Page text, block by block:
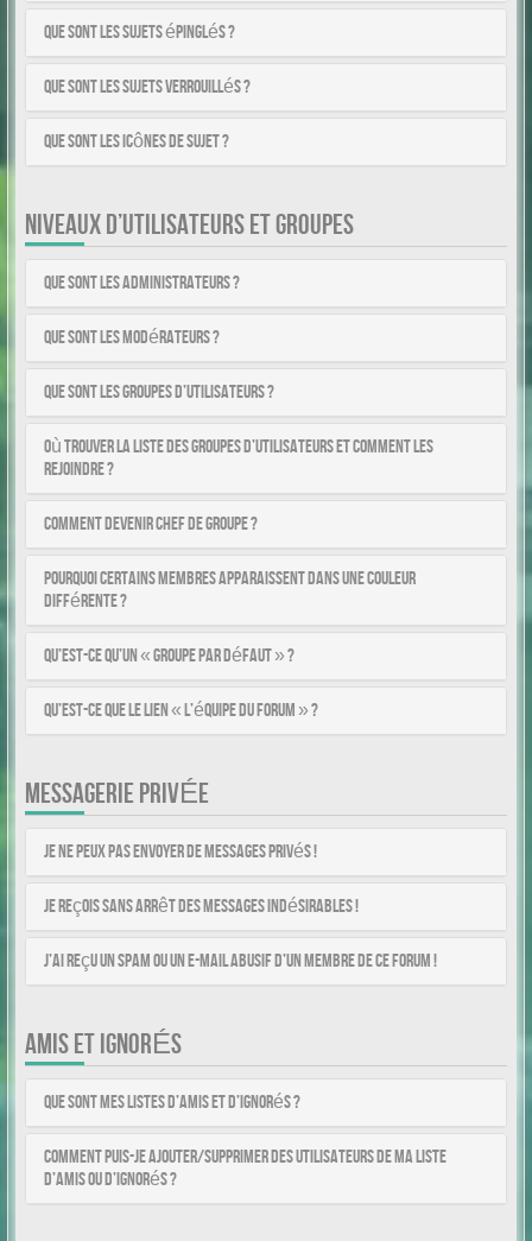
Que sont les sujets épinglés ?
Que sont les sujets verrouillés ?
Que sont les icônes de sujet ?
NIVEAUX D’UTILISATEURS ET GROUPES
Que sont les administrateurs ?
Que sont les modérateurs ?
Que sont les groupes d’utilisateurs ?
Où trouver la liste des groupes d’utilisateurs et comment les
rejoindre ?
Comment devenir chef de groupe ?
Pourquoi certains membres apparaissent dans une couleur
différente ?
Qu’est-ce qu’un « Groupe par défaut » ?
Qu’est-ce que le lien « L’équipe du forum » ?
MESSAGERIE PRIVÉE
Je ne peux pas envoyer de messages privés !
Je reçois sans arrêt des messages indésirables !
J’ai reçu un spam ou un e-mail abusif d’un membre de ce forum !
AMIS ET IGNORÉS
Que sont mes listes d’amis et d’ignorés ?
Comment puis-je ajouter/supprimer des utilisateurs de ma liste
d’amis ou d’ignorés ?